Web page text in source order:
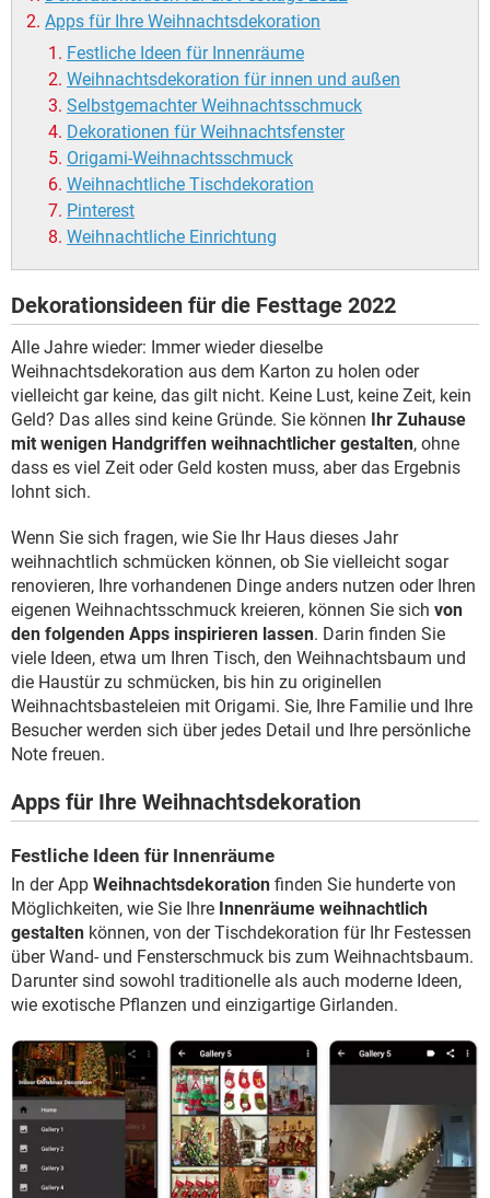
Apps für Ihre Weihnachtsdekoration
Festliche Ideen für Innenräume
Weihnachtsdekoration für innen und außen
Selbstgemachter Weihnachtsschmuck
Dekorationen für Weihnachtsfenster
Origami-Weihnachtsschmuck
Weihnachtliche Tischdekoration
Pinterest
Weihnachtliche Einrichtung
Dekorationsideen für die Festtage 2022
Alle Jahre wieder: Immer wieder dieselbe
Weihnachtsdekoration aus dem Karton zu holen oder
vielleicht gar keine, das gilt nicht. Keine Lust, keine Zeit, kein
Geld? Das alles sind keine Gründe. Sie können Ihr Zuhause
mit wenigen Handgriffen weihnachtlicher gestalten, ohne
dass es viel Zeit oder Geld kosten muss, aber das Ergebnis
lohnt sich.
Wenn Sie sich fragen, wie Sie Ihr Haus dieses Jahr
weihnachtlich schmücken können, ob Sie vielleicht sogar
renovieren, Ihre vorhandenen Dinge anders nutzen oder Ihren
eigenen Weihnachtsschmuck kreieren, können Sie sich von
den folgenden Apps inspirieren lassen. Darin finden Sie
viele Ideen, etwa um Ihren Tisch, den Weihnachtsbaum und
die Haustür zu schmücken, bis hin zu originellen
Weihnachtsbasteleien mit Origami. Sie, Ihre Familie und Ihre
Besucher werden sich über jedes Detail und Ihre persönliche
Note freuen.
Apps für Ihre Weihnachtsdekoration
Festliche Ideen für Innenräume
In der App Weihnachtsdekoration finden Sie hunderte von
Möglichkeiten, wie Sie Ihre Innenräume weihnachtlich
gestalten können, von der Tischdekoration für Ihr Festessen
über Wand- und Fensterschmuck bis zum Weihnachtsbaum.
Darunter sind sowohl traditionelle als auch moderne Ideen,
wie exotische Pflanzen und einzigartige Girlanden.